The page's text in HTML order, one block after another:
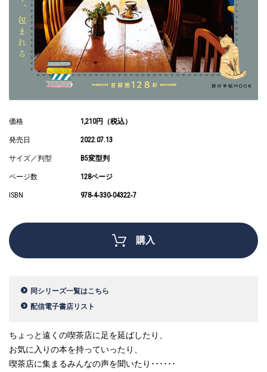
価格 1,210円（税込）
発売日 2022.07.13
サイズ／判型 B5変型判
ページ数 128ページ
ISBN 978‐4‐330‐04322‐7
購入
同シリーズ一覧はこちら
配信電子書店リスト
ちょっと遠くの喫茶店に足を延ばしたり、
お気に入りの本を持っていったり、
喫茶店に集まるみんなの声を聞いたり･･････